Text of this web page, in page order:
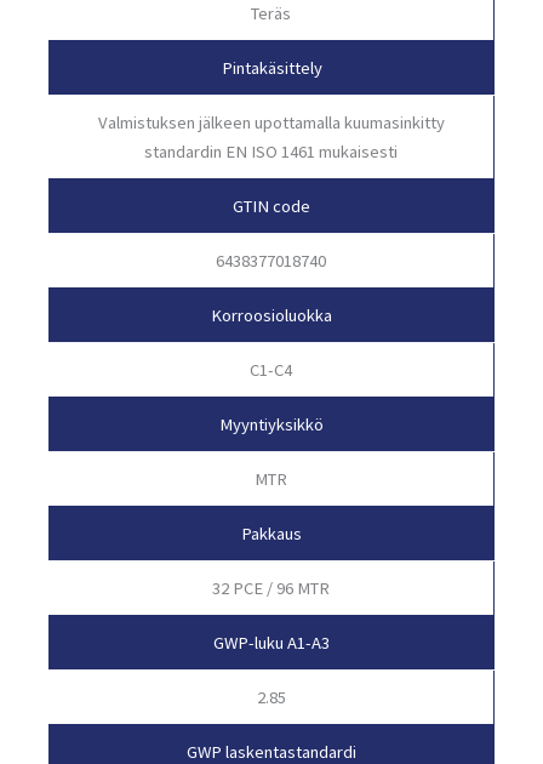
Teräs
Pintakäsittely
Valmistuksen jälkeen upottamalla kuumasinkitty
standardin EN ISO 1461 mukaisesti
GTIN code
6438377018740
Korroosioluokka
C1-C4
Myyntiyksikkö
MTR
Pakkaus
32 PCE / 96 MTR
GWP-luku A1-A3
2.85
GWP laskentastandardi